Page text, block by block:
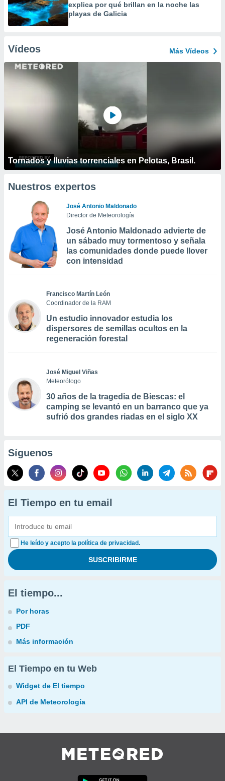
explica por qué brillan en la noche las
playas de Galicia
Vídeos Más Vídeos
Tornados y lluvias torrenciales en Pelotas, Brasil.
Nuestros expertos
José Antonio Maldonado
Director de Meteorología
José Antonio Maldonado advierte de
un sábado muy tormentoso y señala
las comunidades donde puede llover
con intensidad
Francisco Martín León
Coordinador de la RAM
Un estudio innovador estudia los
dispersores de semillas ocultos en la
regeneración forestal
José Miguel Viñas
Meteorólogo
30 años de la tragedia de Biescas: el
camping se levantó en un barranco que ya
sufrió dos grandes riadas en el siglo XX
Síguenos
El Tiempo en tu email
He leído y acepto la política de privacidad.
El tiempo...
Por horas
PDF
Más información
El Tiempo en tu Web
Widget de El tiempo
API de Meteorología